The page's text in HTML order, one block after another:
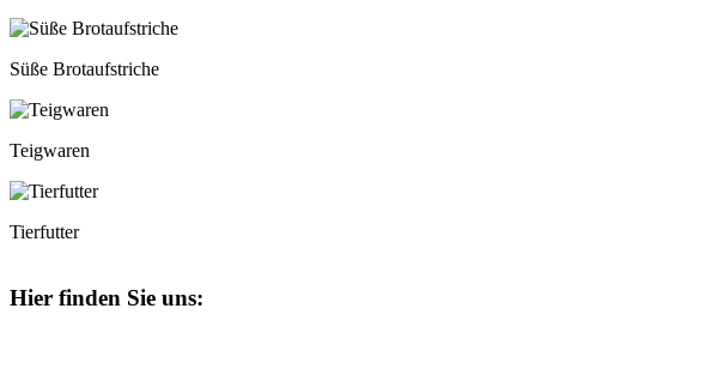
Süße Brotaufstriche
Teigwaren
Tierfutter
Hier finden Sie uns: